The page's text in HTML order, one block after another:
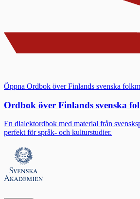
Öppna Ordbok över Finlands svenska
Ordbok över Finlands svenska
En dialektordbok med material från
perfekt för språk- och kulturstudier.